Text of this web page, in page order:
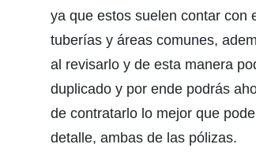
ya que estos suelen contar con
tuberías y áreas comunes,
al revisarlo y de esta manera
duplicado y por ende podrás
de contratarlo lo mejor que
detalle, ambas de las pólizas.